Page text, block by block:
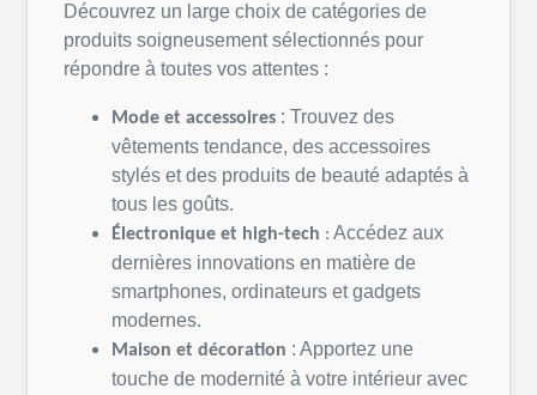
Découvrez un large choix de catégories de
produits soigneusement sélectionnés pour
répondre à toutes vos attentes :
Mode et accessoires : Trouvez des
vêtements tendance, des accessoires
stylés et des produits de beauté adaptés à
tous les goûts
Électronique et high-tech : Accédez aux
dernières innovations en matière de
smartphones, ordinateurs et gadgets
modernes
Maison et décoration : Apportez une
touche de modernité à votre intérieur avec